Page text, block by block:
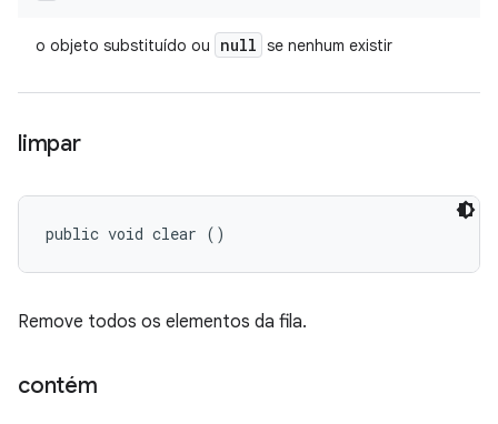
o objeto substituído ou null se nenhum existir
limpar
public void clear ()
Remove todos os elementos da fila.
contém